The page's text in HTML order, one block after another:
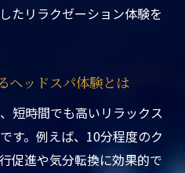
ドスパ駅近くなら短時間
スパ駅近くで気軽に心
るヘッドスパ体験のリラ
たリラクゼーション体験を
ヘッドスパ体験とは
短時間でも高いリラックス
す。例えば、10分程度のク
促進や気分転換に効果的で